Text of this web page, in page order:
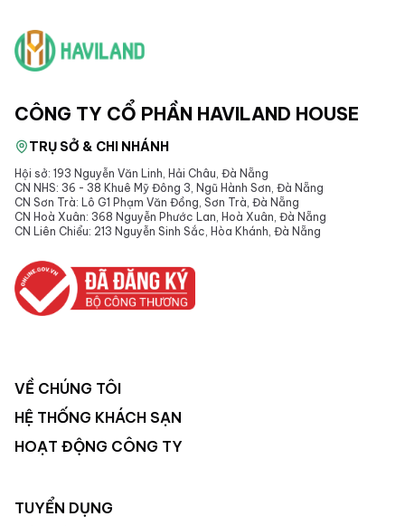
CÔNG TY CỔ PHẦN HAVILAND HOUSE
TRỤ SỞ & CHI NHÁNH
Hội sở: 193 Nguyễn Văn Linh, Hải Châu, Đà Nẵng
CN NHS: 36 - 38 Khuê Mỹ Đông 3, Ngũ Hành Sơn, Đà Nẵng
CN Sơn Trà: Lô G1 Phạm Văn Đồng, Sơn Trà, Đà Nẵng
CN Hoà Xuân: 368 Nguyễn Phước Lan, Hoà Xuân, Đà Nẵng
CN Liên Chiểu: 213 Nguyễn Sinh Sắc, Hòa Khánh, Đà Nẵng
VỀ CHÚNG TÔI
HỆ THỐNG KHÁCH SẠN
HOẠT ĐỘNG CÔNG TY
TUYỂN DỤNG